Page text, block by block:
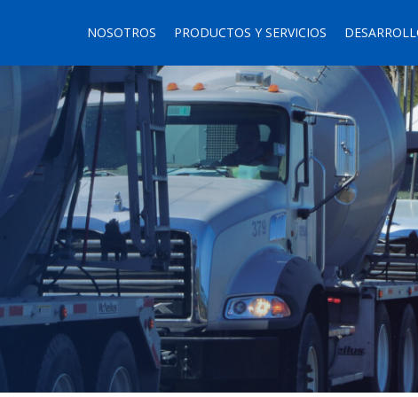
NOSOTROS PRODUCTOS Y SERVICIOS